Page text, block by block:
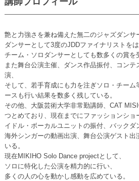
艶と力強さを兼ね備えた無二のジャズダンサ
ダンサーとして3度のJDDファイナリストを
チーム・ソロダンサーとしても数多くの賞を
また舞台公演主催、ダンス作品振付、コンテ
演、
そして、若手育成にも力を注ぎソロ・チーム
ースも行い結果を数多く残している。
その他、大阪芸術大学非常勤講師、CAT
つとめており、現在までにファッションショ
イドル・ボーカルユニットの振付、バックダ
海外シンガーの動画出演、舞台公演ゲスト出
いる。
現在MIKIHO Solo Dance projectとして、
ソロに特化した公演を精力的に行い、
多くの人の心を動かし感動を広めている。